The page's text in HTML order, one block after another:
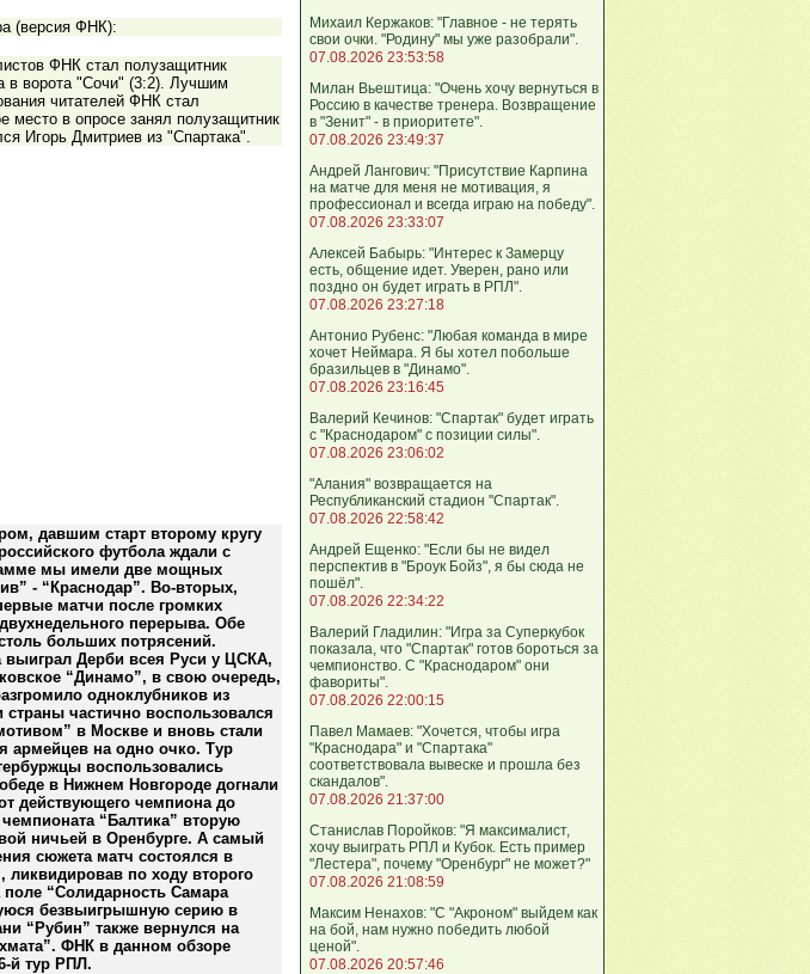
(версия ФНК):
ФНК стал полузащитник
ворота "Сочи" (3:2). Лучшим
читателей ФНК стал
в опросе занял полузащитник
Игорь Дмитриев из "Спартака".
давшим старт второму кругу
футбола ждали с
мы имели две мощных
- “Краснодар”. Во-вторых,
матчи после громких
перерыва. Обе
больших потрясений.
Дерби всея Руси у ЦСКА,
“Динамо”, в свою очередь,
одноклубников из
частично воспользовался
в Москве и вновь стали
армейцев на одно очко. Тур
воспользовались
в Нижнем Новгороде догнали
действующего чемпиона до
“Балтика” вторую
ничьей в Оренбурге. А самый
сюжета матч состоялся в
ликвидировав по ходу второго
поле “Солидарность Самара
безвыигрышную серию в
“Рубин” также вернулся на
ФНК в данном обзоре
й тур РПЛ.
Михаил Кержаков: "Главное - не терять
свои очки. "Родину" мы уже разобрали".
07.08.2026 23:53:58
Милан Вьештица: "Очень хочу вернуться в
Россию в качестве тренера. Возвращение
в "Зенит" - в приоритете".
07.08.2026 23:49:37
Андрей Лангович: "Присутствие Карпина
на матче для меня не мотивация, я
профессионал и всегда играю на победу".
07.08.2026 23:33:07
Алексей Бабырь: "Интерес к Замерцу
есть, общение идет. Уверен, рано или
поздно он будет играть в РПЛ".
07.08.2026 23:27:18
Антонио Рубенс: "Любая команда в мире
хочет Неймара. Я бы хотел побольше
бразильцев в "Динамо".
07.08.2026 23:16:45
Валерий Кечинов: "Спартак" будет играть
с "Краснодаром" с позиции силы".
07.08.2026 23:06:02
"Алания" возвращается на
Республиканский стадион "Спартак".
07.08.2026 22:58:42
Андрей Ещенко: "Если бы не видел
перспектив в "Броук Бойз", я бы сюда не
пошёл".
07.08.2026 22:34:22
Валерий Гладилин: "Игра за Суперкубок
показала, что "Спартак" готов бороться за
чемпионство. С "Краснодаром" они
фавориты".
07.08.2026 22:00:15
Павел Мамаев: "Хочется, чтобы игра
"Краснодара" и "Спартака"
соответствовала вывеске и прошла без
скандалов".
07.08.2026 21:37:00
Станислав Поройков: "Я максималист,
хочу выиграть РПЛ и Кубок. Есть пример
"Лестера", почему "Оренбург" не может?"
07.08.2026 21:08:59
Максим Ненахов: "С "Акроном" выйдем как
на бой, нам нужно победить любой
ценой".
07.08.2026 20:57:46